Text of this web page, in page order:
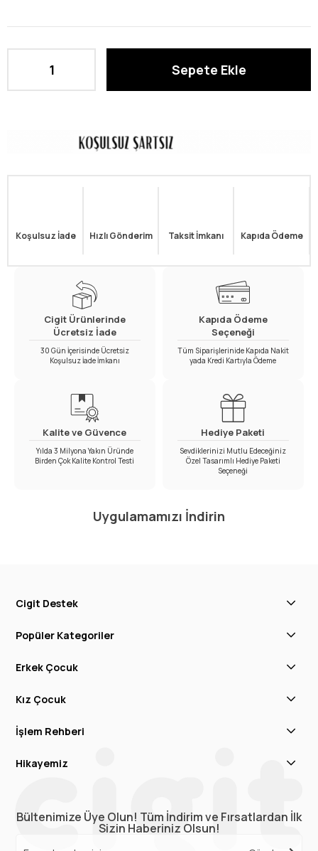
Koşulsuz İade Hızlı Gönderim Taksit İmkanı Kapıda Ödeme
Cigit Ürünlerinde
Ücretsiz İade
30 Gün İçerisinde Ücretsiz
Koşulsuz İade İmkanı
Kapıda Ödeme
Seçeneği
Tüm Siparişlerinide Kapıda Nakit
yada Kredi Kartıyla Ödeme
Kalite ve Güvence
Yılda 3 Milyona Yakın Üründe
Birden Çok Kalite Kontrol Testi
Hediye Paketi
Sevdiklerinizi Mutlu Edeceğiniz
Özel Tasarımlı Hediye Paketi
Seçeneği
Uygulamamızı İndirin
Cigit Destek
Popüler Kategoriler
Erkek Çocuk
Kız Çocuk
İşlem Rehberi
Hikayemiz
Bültenimize Üye Olun! Tüm İndirim ve Fırsatlardan İlk
Sizin Haberiniz Olsun!